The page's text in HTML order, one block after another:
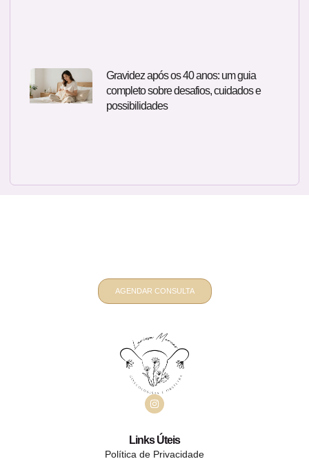
Gravidez após os 40 anos: um guia
completo sobre desafios, cuidados e
possibilidades
AGENDAR CONSULTA
Links Úteis
Política de Privacidade